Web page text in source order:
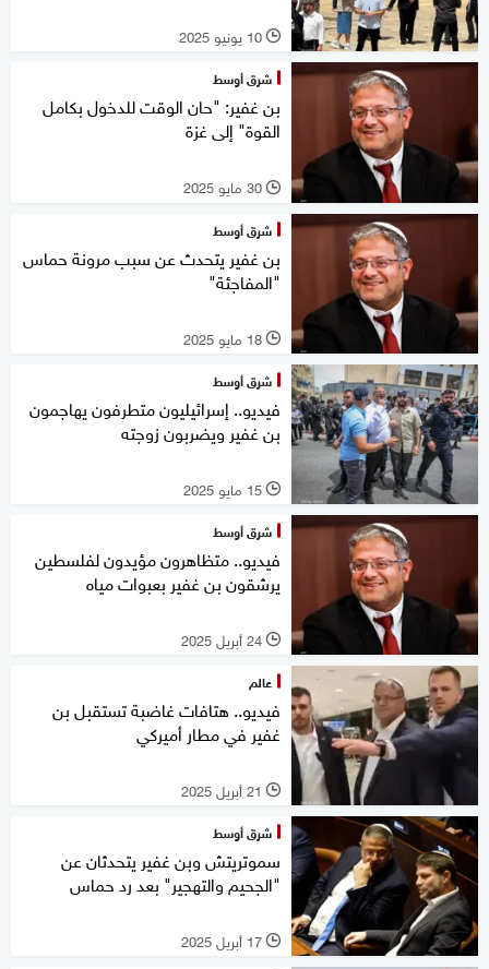
l 10 يونيو 2025
شرق أوسط
بن غفير: "حان الوقت للدخول بكامل
القوة" إلى غزة
l 30 مايو 2025
شرق أوسط
بن غفير يتحدث عن سبب مرونة حماس
"المفاجئة"
l 18 مايو 2025
شرق أوسط
فيديو.. إسرائيليون متطرفون يهاجمون
بن غفير ويضربون زوجته
l 15 مايو 2025
شرق أوسط
فيديو.. متظاهرون مؤيدون لفلسطين
يرشقون بن غفير بعبوات مياه
l 24 أبريل 2025
عالم
فيديو.. هتافات غاضبة تستقبل بن
غفير في مطار أميركي
l 21 أبريل 2025
شرق أوسط
سموتريتش وبن غفير يتحدثان عن
"الجحيم والتهجير" بعد رد حماس
l 17 أبريل 2025